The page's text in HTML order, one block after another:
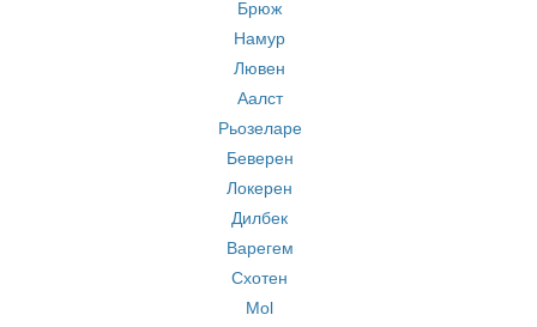
Брюж
Намур
Лювен
Аалст
Рьозеларе
Беверен
Локерен
Дилбек
Варегем
Схотен
Mol